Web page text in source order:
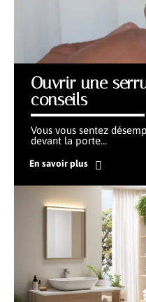
Ouvrir une
conseils
Vous vous sentez
devant la porte…
En savoir plus